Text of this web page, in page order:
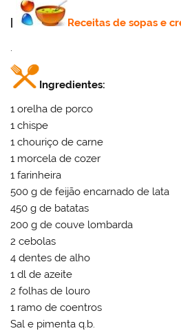
Receitas de sopas e
.
Ingredientes:
1 orelha de porco
1 chispe
1 chouriço de carne
1 morcela de cozer
1 farinheira
500 g de feijão encarnado de lata
450 g de batatas
200 g de couve lombarda
2 cebolas
4 dentes de alho
1 dl de azeite
2 folhas de louro
1 ramo de coentros
Sal e pimenta q.b.